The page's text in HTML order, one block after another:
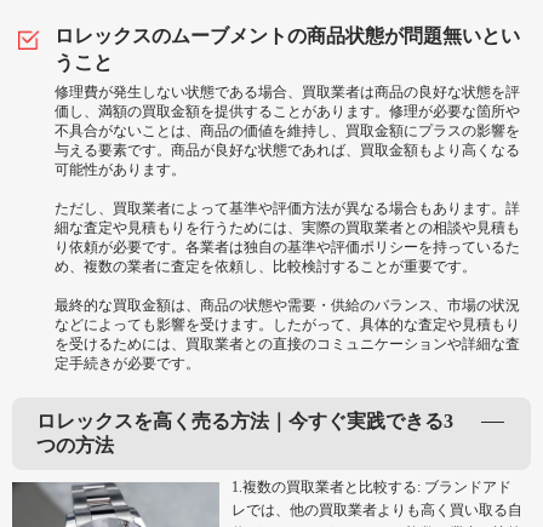
ロレックスのムーブメントの商品状態が問題無いとい
うこと
修理費が発生しない状態である場合、買取業者は商品の良好な状態を評
価し、満額の買取金額を提供することがあります。修理が必要な箇所や
不具合がないことは、商品の価値を維持し、買取金額にプラスの影響を
与える要素です。商品が良好な状態であれば、買取金額もより高くなる
可能性があります。
ただし、買取業者によって基準や評価方法が異なる場合もあります。詳
細な査定や見積もりを行うためには、実際の買取業者との相談や見積も
り依頼が必要です。各業者は独自の基準や評価ポリシーを持っているた
め、複数の業者に査定を依頼し、比較検討することが重要です。
最終的な買取金額は、商品の状態や需要・供給のバランス、市場の状況
などによっても影響を受けます。したがって、具体的な査定や見積もり
を受けるためには、買取業者との直接のコミュニケーションや詳細な査
定手続きが必要です。
ロレックスを高く売る方法｜今すぐ実践できる3
つの方法
1.複数の買取業者と比較する: ブランドアド
レでは、他の買取業者よりも高く買い取る自